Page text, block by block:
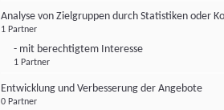
Analyse von Zielgruppen durch Statistiken oder
1 Partner
- mit berechtigtem Interesse
1 Partner
Entwicklung und Verbesserung der Angebote
0 Partner